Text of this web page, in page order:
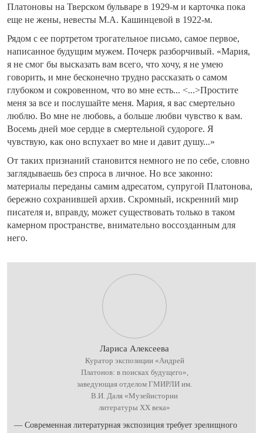
Платоновы на Тверском бульваре в 1929-м и карточка пока
еще не жены, невесты М.А. Кашинцевой в 1922-м.
Рядом с ее портретом трогательное письмо, самое первое,
написанное будущим мужем. Почерк разборчивый. «Мария,
я не смог бы высказать вам всего, что хочу, я не умею
говорить, и мне бесконечно трудно рассказать о самом
глубоком и сокровенном, что во мне есть... <...>Простите
меня за все и послушайте меня. Мария, я вас смертельно
люблю. Во мне не любовь, а больше любви чувство к вам.
Восемь дней мое сердце в смертельной судороге. Я
чувствую, как оно вспухает во мне и давит душу...»
От таких признаний становится немного не по себе, словно
заглядываешь без спроса в личное. Но все законно:
материалы переданы самим адресатом, супругой Платонова,
бережно сохранившей архив. Скромный, искренний мир
писателя и, вправду, может существовать только в таком
камерном пространстве, внимательно воссозданным для
него.
Лариса Алексеева
Куратор экспозиции «Андрей
Платонов: в поисках будущего»,
заведующая отделом ГМИРЛИ им.
В.И. Даля «Музейистории
литературы XX века»
— Современная литературная экспозиция требует зрелищного